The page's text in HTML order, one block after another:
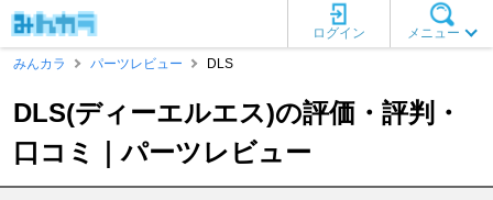
メニュー
ログイン
みんカラ
パーツレビュー DLS
DLS(ディーエルエス)の評価・評判・
口コミ｜パーツレビュー